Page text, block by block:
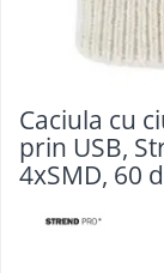
Sfoara si franghii
Suruburi, dibluri
Mufe si conectori
Panouri si
Programatoare
Sere si solarii
Pentru toaleta si
Pentru toate
Solutii
Solutii
bucatarie
Solutii
Caciula cu
prin USB,
4xSMD, 60